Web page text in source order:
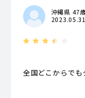
沖縄県 47
2023.05.31
全国どこからで